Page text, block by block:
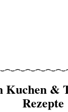
&
Rezepte